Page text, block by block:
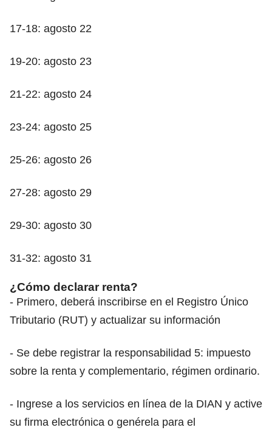
17-18: agosto 22
19-20: agosto 23
21-22: agosto 24
23-24: agosto 25
25-26: agosto 26
27-28: agosto 29
29-30: agosto 30
31-32: agosto 31
¿Cómo declarar renta?
- Primero, deberá inscribirse en el Registro Único
Tributario (RUT) y actualizar su información
- Se debe registrar la responsabilidad 5: impuesto
sobre la renta y complementario, régimen ordinario.
- Ingrese a los servicios en línea de la DIAN y active
su firma electrónica o genérela para el